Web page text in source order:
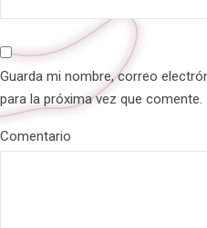
Guarda mi nombre, correo
para la próxima vez que comente.
Comentario